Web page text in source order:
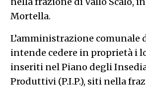
Mortella.
L’amministrazione comunale
intende cedere in proprietà i
inseriti nel Piano degli
Produttivi (P.I.P.), siti nella